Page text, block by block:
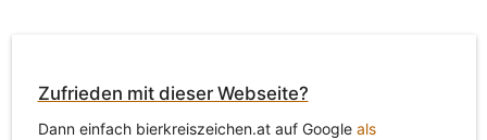
Zufrieden mit dieser Webseite?
Dann einfach bierkreiszeichen.at auf Google als